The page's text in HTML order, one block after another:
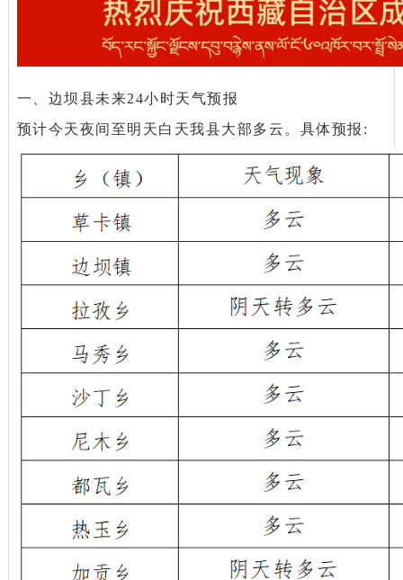
一、边坝县未来24小时天气预报
预计今天夜间至明天白天我县大部多云。具体预报: